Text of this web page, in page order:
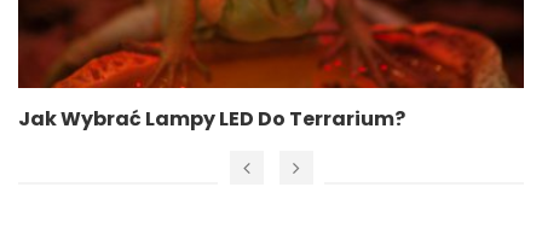
Jak Wybrać Lampy LED Do Terrarium?